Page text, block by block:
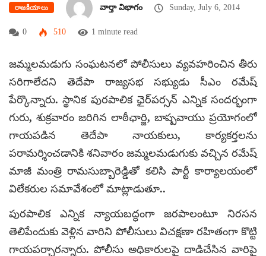
రాజకీయాలు వార్తా విభాగం Sunday, July 6, 2014
0 510 1 minute read
జమ్మలమడుగు సంఘటనలో పోలీసులు వ్యవహరించిన తీరు
సరిగాలేదని తెదేపా రాజ్యసభ సభ్యుడు సీఎం రమేష్
పేర్కొన్నారు. స్థానిక పురపాలిక ఛైర్‌పర్సన్ ఎన్నిక సందర్భంగా
గురు, శుక్రవారం జరిగిన లాఠీఛార్జి, బాష్పవాయు ప్రయోగంలో
గాయపడిన తెదేపా నాయకులు, కార్యకర్తలను
పరామర్శించడానికి శనివారం జమ్మలమడుగుకు వచ్చిన రమేష్
మాజీ మంత్రి రామసుబ్బారెడ్డితో కలిసి పార్టీ కార్యాలయంలో
విలేకరుల సమావేశంలో మాట్లాడుతూ..
పురపాలిక ఎన్నిక న్యాయబద్ధంగా జరపాలంటూ నిరసన
తెలిపేందుకు వెళ్లిన వారిని పోలీసులు విచక్షణా రహితంగా కొట్టి
గాయపర్చారన్నారు. పోలీసు అధికారులపై దాడిచేసిన వారిపై